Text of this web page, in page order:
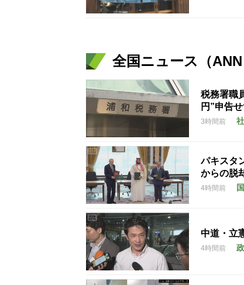
全国ニュース（ANN
税務署職
円”申告
3時間前
パキスタ
からの脱
4時間前
中道・立
4時間前